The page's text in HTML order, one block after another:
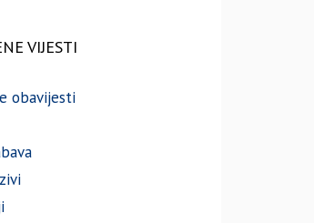
VIJESTI
obavijesti